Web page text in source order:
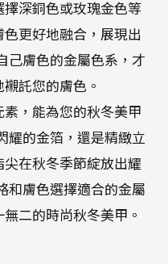
深銅色或玫瑰金色等
更好地融合，展現出
己膚色的金屬色系，才
託您的膚色。
，能為您的秋冬美甲
耀的金箔，還是精緻立
在秋冬季節綻放出耀
和膚色選擇適合的金屬
二的時尚秋冬美甲。